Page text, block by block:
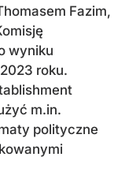
Fazim,
wyniku
roku.
m.in.
polityczne